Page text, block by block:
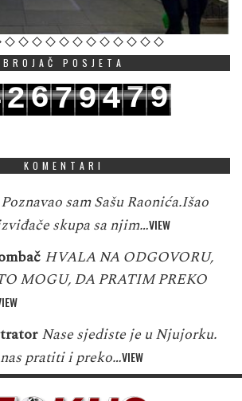
BROJAČ POSJETA
2679479
KOMENTARI
Poznavao sam Sašu Raonića.Išao
skupa sa njim…VIEW
HVALA NA ODGOVORU,
MOGU, DA PRATIM PREKO
Nase sjediste je u Njujorku.
pratiti i preko…VIEW